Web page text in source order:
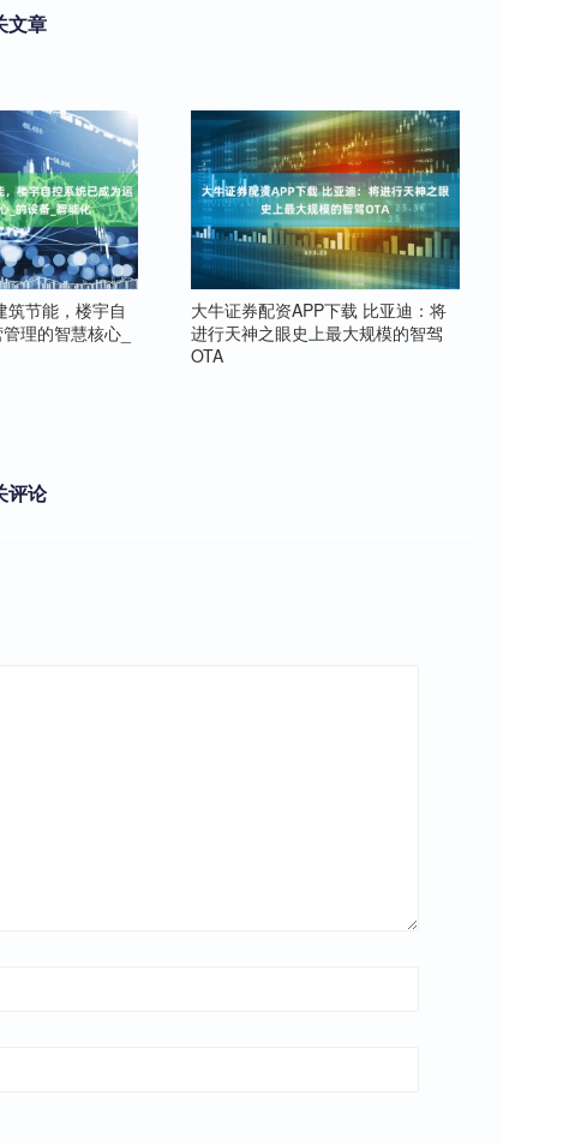
文章
筑节能，楼宇自
理的智慧核心_
大牛证券配资APP下载 比亚迪：将
进行天神之眼史上最大规模的智驾
OTA
评论